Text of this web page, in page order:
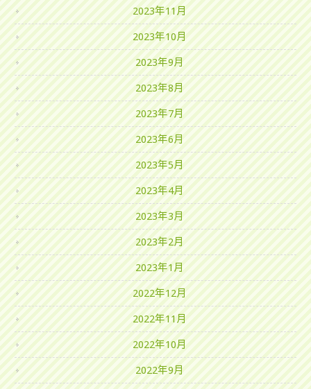
2023年11月
2023年10月
2023年9月
2023年8月
2023年7月
2023年6月
2023年5月
2023年4月
2023年3月
2023年2月
2023年1月
2022年12月
2022年11月
2022年10月
2022年9月